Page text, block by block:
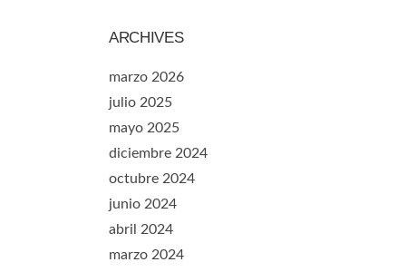
ARCHIVES
marzo 2026
julio 2025
mayo 2025
diciembre 2024
octubre 2024
junio 2024
abril 2024
marzo 2024